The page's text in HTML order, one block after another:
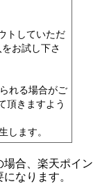
トしていただ
お試し下さ
れる場合がご
頂きますよう
ます。
合、楽天ポイン
なります。